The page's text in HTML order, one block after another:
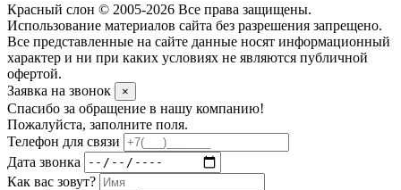
Красный слон © 2005-2026 Все права защищены.
Использование материалов сайта без разрешения запрещено.
Все представленные на сайте данные носят информационный
характер и ни при каких условиях не являются публичной
офертой.
Заявка на звонок
×
Спасибо за обращение в нашу компанию!
Пожалуйста, заполните поля.
Телефон для связи
Дата звонка
Как вас зовут?